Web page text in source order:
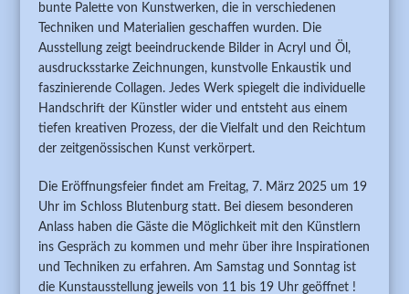
bunte Palette von Kunstwerken, die in verschiedenen
Techniken und Materialien geschaffen wurden. Die
Ausstellung zeigt beeindruckende Bilder in Acryl und Öl,
ausdrucksstarke Zeichnungen, kunstvolle Enkaustik und
faszinierende Collagen. Jedes Werk spiegelt die individuelle
Handschrift der Künstler wider und entsteht aus einem
tiefen kreativen Prozess, der die Vielfalt und den Reichtum
der zeitgenössischen Kunst verkörpert.
Die Eröffnungsfeier findet am Freitag, 7. März 2025 um 19
Uhr im Schloss Blutenburg statt. Bei diesem besonderen
Anlass haben die Gäste die Möglichkeit mit den Künstlern
ins Gespräch zu kommen und mehr über ihre Inspirationen
und Techniken zu erfahren. Am Samstag und Sonntag ist
die Kunstausstellung jeweils von 11 bis 19 Uhr geöffnet !